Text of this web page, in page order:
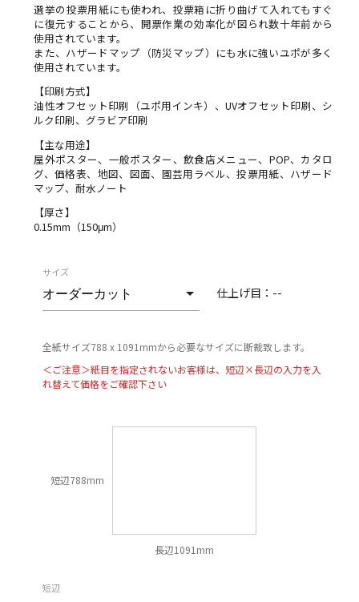
選挙の投票用紙にも使われ、投票箱に折り曲げて入れてもすぐ
に復元することから、開票作業の効率化が図られ数十年前から
使用されています。
また、ハザードマップ（防災マップ）にも水に強いユポが多く
使用されています。
【印刷方式】
油性オフセット印刷（ユポ用インキ）、UVオフセット印刷、シ
ルク印刷、グラビア印刷
【主な用途】
屋外ポスター、一般ポスター、飲食店メニュー、POP、カタロ
グ、価格表、地図、図面、園芸用ラベル、投票用紙、ハザード
マップ、耐水ノート
【厚さ】
0.15mm（150μm）
サイズ
仕上げ目： --
全紙サイズ788 x 1091mmから必要なサイズに断裁致します。
＜ご注意＞紙目を指定されないお客様は、短辺×長辺の入力を入
れ替えて価格をご確認下さい
短辺788mm
長辺1091mm
短辺